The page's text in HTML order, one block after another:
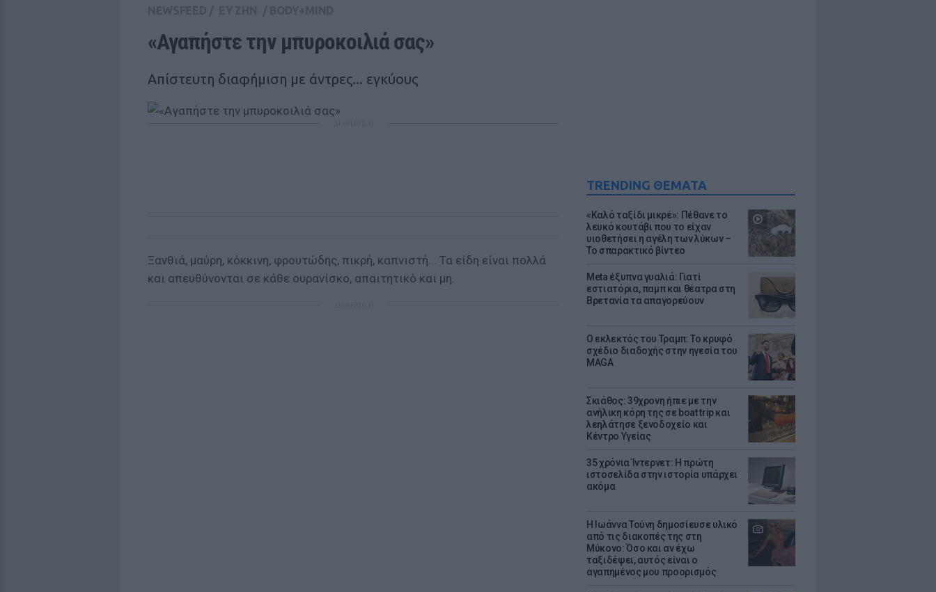
TRENDING ΘΕΜΑΤΑ
«Καλό ταξίδι μικρέ»: Πέθανε το
λευκό κουτάβι που το είχαν
υιοθετήσει η αγέλη των λύκων –
Το σπαρακτικό βίντεο
Meta έξυπνα γυαλιά: Γιατί
εστιατόρια, παμπ και θέατρα στη
Βρετανία τα απαγορεύουν
Ο εκλεκτός του Τραμπ: Το κρυφό
σχέδιο διαδοχής στην ηγεσία του
MAGA
Σκιάθος: 39χρονη ήπιε με την
ανήλικη κόρη της σε boat trip και
λεηλάτησε ξενοδοχείο και
Κέντρο Υγείας
35 χρόνια Ίντερνετ: Η πρώτη
ιστοσελίδα στην ιστορία υπάρχει
ακόμα
Η Ιωάννα Τούνη δημοσίευσε υλικό
από τις διακοπές της στη
Μύκονο: Όσο και αν έχω
ταξιδέψει, αυτός είναι ο
αγαπημένος μου προορισμός
«Αγαπήστε την μπυροκοιλιά σας»
Απίστευτη διαφήμιση με άντρες... εγκύους
Ξανθιά, μαύρη, κόκκινη, φρουτώδης, πικρή, καπνιστή... Τα είδη είναι πολλά
και απευθύνονται σε κάθε ουρανίσκο, απαιτητικό και μη.